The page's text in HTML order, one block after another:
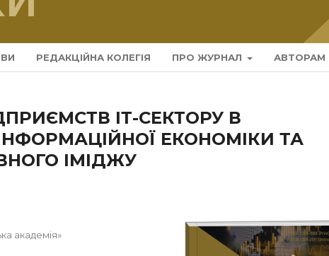
РЕДАКЦІЙНА КОЛЕГІЯ ПРО ЖУРНАЛ АВТОРАМ
ІТ-СЕКТОРУ В
ЕКОНОМІКИ ТА
ІМІДЖУ
академія»